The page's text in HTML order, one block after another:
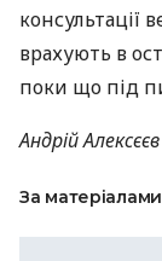
консультації
врахують в
поки що під
Андрій Алексєєв
За